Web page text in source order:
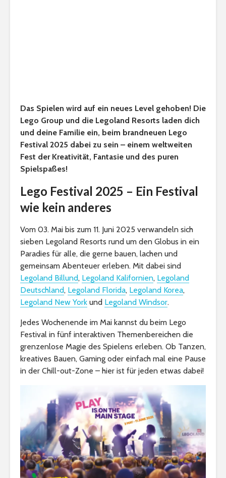
Das Spielen wird auf ein neues Level gehoben! Die
Lego Group und die Legoland Resorts laden dich
und deine Familie ein, beim brandneuen Lego
Festival 2025 dabei zu sein – einem weltweiten
Fest der Kreativität, Fantasie und des puren
Spielspaßes!
Lego Festival 2025 – Ein Festival
wie kein anderes
Vom 03. Mai bis zum 11. Juni 2025 verwandeln sich
sieben Legoland Resorts rund um den Globus in ein
Paradies für alle, die gerne bauen, lachen und
gemeinsam Abenteuer erleben. Mit dabei sind
Legoland Billund, Legoland Kalifornien, Legoland
Deutschland, Legoland Florida, Legoland Korea,
Legoland New York und Legoland Windsor.
Jedes Wochenende im Mai kannst du beim Lego
Festival in fünf interaktiven Themenbereichen die
grenzenlose Magie des Spielens erleben. Ob Tanzen,
kreatives Bauen, Gaming oder einfach mal eine Pause
in der Chill-out-Zone – hier ist für jeden etwas dabei!